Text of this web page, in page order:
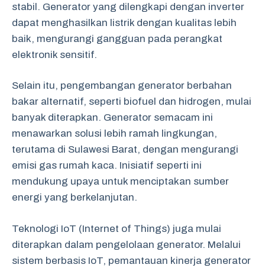
stabil. Generator yang dilengkapi dengan inverter
dapat menghasilkan listrik dengan kualitas lebih
baik, mengurangi gangguan pada perangkat
elektronik sensitif.
Selain itu, pengembangan generator berbahan
bakar alternatif, seperti biofuel dan hidrogen, mulai
banyak diterapkan. Generator semacam ini
menawarkan solusi lebih ramah lingkungan,
terutama di Sulawesi Barat, dengan mengurangi
emisi gas rumah kaca. Inisiatif seperti ini
mendukung upaya untuk menciptakan sumber
energi yang berkelanjutan.
Teknologi IoT (Internet of Things) juga mulai
diterapkan dalam pengelolaan generator. Melalui
sistem berbasis IoT, pemantauan kinerja generator